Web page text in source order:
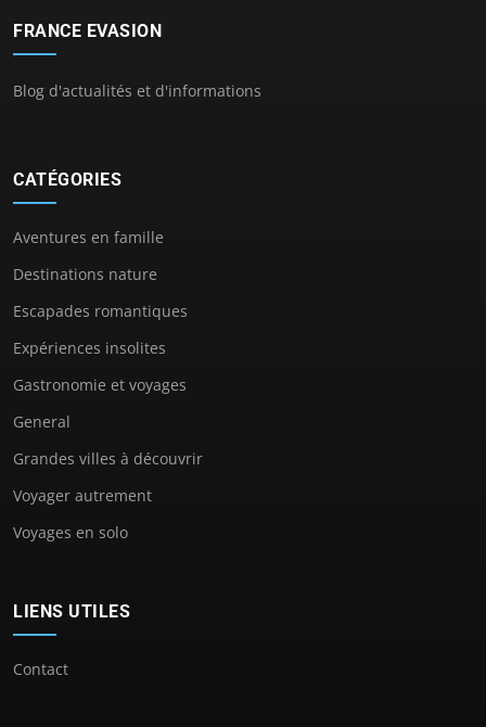
FRANCE EVASION
Blog d'actualités et d'informations
CATÉGORIES
Aventures en famille
Destinations nature
Escapades romantiques
Expériences insolites
Gastronomie et voyages
General
Grandes villes à découvrir
Voyager autrement
Voyages en solo
LIENS UTILES
Contact